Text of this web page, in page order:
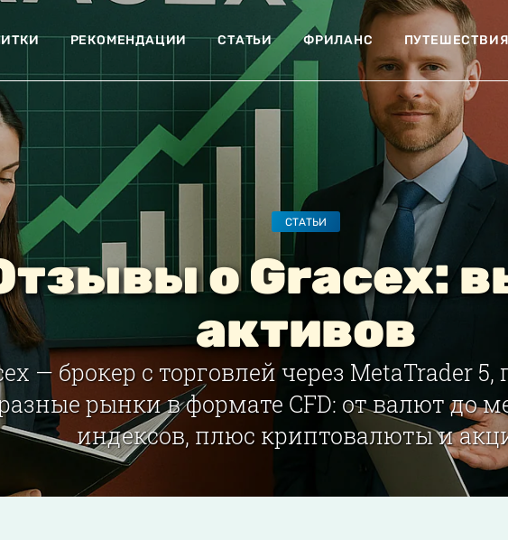
РЕКОМЕНДАЦИИ СТАТЬИ ФРИЛАНС ПУТЕШЕСТВИЯ
СТАТЬИ
о Gracex:
активов
— брокер с торговлей через MetaTrader
рынки в формате CFD: от валют до
индексов, плюс криптовалюты и